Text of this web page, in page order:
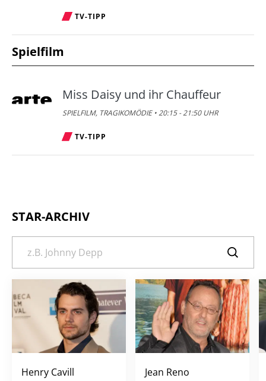
TV-TIPP
Spielfilm
Miss Daisy und ihr Chauffeur
SPIELFILM, TRAGIKOMÖDIE • 20:15 - 21:50 UHR
TV-TIPP
STAR-ARCHIV
Henry Cavill Jean Reno